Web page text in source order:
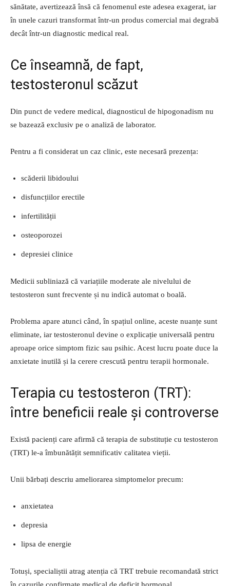
sănătate, avertizează însă că fenomenul este adesea exagerat, iar
în unele cazuri transformat într-un produs comercial mai degrabă
decât într-un diagnostic medical real.
Ce înseamnă, de fapt,
testosteronul scăzut
Din punct de vedere medical, diagnosticul de hipogonadism nu
se bazează exclusiv pe o analiză de laborator.
Pentru a fi considerat un caz clinic, este necesară prezența:
scăderii libidoului
disfuncțiilor erectile
infertilității
osteoporozei
depresiei clinice
Medicii subliniază că variațiile moderate ale nivelului de
testosteron sunt frecvente și nu indică automat o boală.
Problema apare atunci când, în spațiul online, aceste nuanțe sunt
eliminate, iar testosteronul devine o explicație universală pentru
aproape orice simptom fizic sau psihic. Acest lucru poate duce la
anxietate inutilă și la cerere crescută pentru terapii hormonale.
Terapia cu testosteron (TRT):
între beneficii reale și controverse
Există pacienți care afirmă că terapia de substituție cu testosteron
(TRT) le-a îmbunătățit semnificativ calitatea vieții.
Unii bărbați descriu ameliorarea simptomelor precum:
anxietatea
depresia
lipsa de energie
Totuși, specialiștii atrag atenția că TRT trebuie recomandată strict
în cazurile confirmate medical de deficit hormonal.